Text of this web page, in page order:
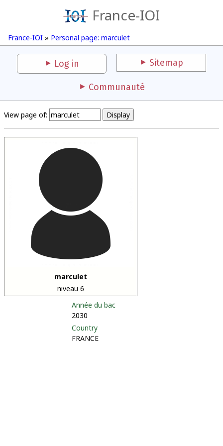
France-IOI
France-IOI » Personal page: marculet
Log in Sitemap
Communauté
View page of:
marculet
niveau 6
Année du bac
2030
Country
FRANCE